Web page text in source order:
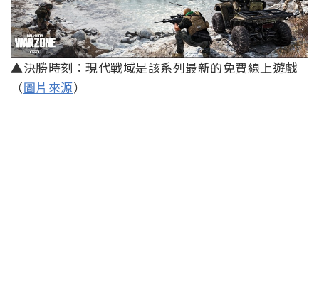
▲決勝時刻：現代戰域是該系列最新的免費線上遊戲
（圖片來源）